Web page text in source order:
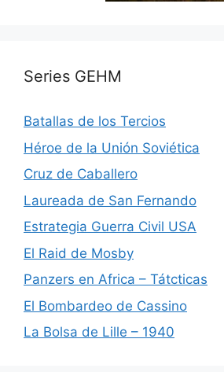
Series GEHM
Batallas de los Tercios
Héroe de la Unión Soviética
Cruz de Caballero
Laureada de San Fernando
Estrategia Guerra Civil USA
El Raid de Mosby
Panzers en Africa – Tátcticas
El Bombardeo de Cassino
La Bolsa de Lille – 1940